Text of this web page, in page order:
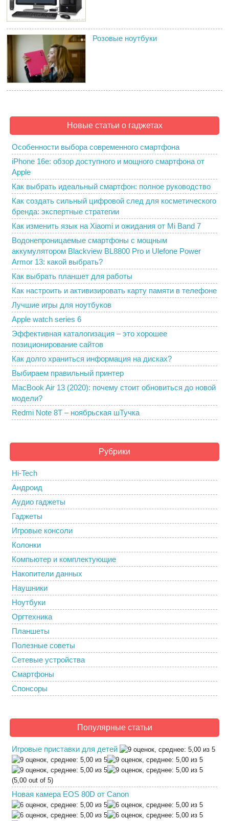
Розовые ноутбуки
Новые статьи о гаджетах
Особенности выбора современного смартфона
iPhone 16e: обзор доступного и мощного смартфона от
Apple
Как выбрать идеальный смартфон: полное руководство
Как создать сильный цифровой след для косметического
бренда: экспертные стратегии
Как изменить язык на Xiaomi и ожидания от Mi Band 7
Водонепроницаемые смартфоны с мощным
аккумулятором Blackview BL8800 Pro и Ulefone Power
Armor 13: какой выбрать?
Как выбрать планшет для работы
Как настроить и активизировать карту памяти в телефоне
Лучшие игры для ноутбуков
Apple watch series 6
Эффективная каталогизация – это хорошее
позиционирование сайтов
Как долго храниться информация на дисках?
Выбираем правильный принтер
MacBook Air 13 (2020): почему стоит обновиться до новой
модели?
Redmi Note 8T – ноябрьская шТучка
Рубрики
Hi-Tech
Андроид
Аудио гаджеты
Гаджеты
Игровые консоли
Колонки
Компьютер и комплектующие
Накопители данных
Наушники
Ноутбуки
Оргтехника
Планшеты
Полезные советы
Сетевые устройства
Смартфоны
Спонсоры
Популярные статьи
Игровые приставки для детей
(5,00 out of 5)
Новая камера EOS 80D от Canon